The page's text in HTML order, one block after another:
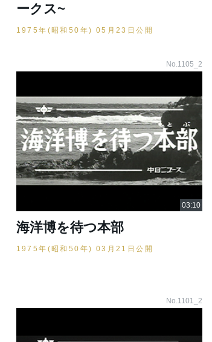
ークス~
1975年(昭和50年) 05月23日公開
No.1105_2
海洋博を待つ本部
1975年(昭和50年) 03月21日公開
No.1101_2